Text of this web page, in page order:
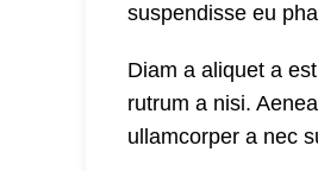
suspendisse eu
Diam a aliquet a
rutrum a nisi.
ullamcorper a nec